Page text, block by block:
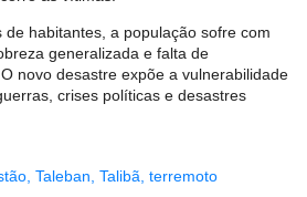
habitantes, a população sofre com
generalizada e falta de
novo desastre expõe a vulnerabilidade
crises políticas e desastres
Taleban Talibã terremoto